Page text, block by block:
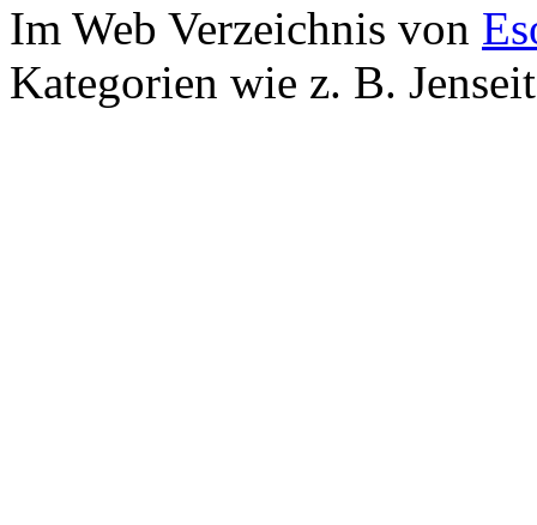
Im Web Verzeichnis von
Kategorien wie z. B.